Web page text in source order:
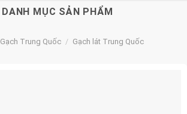
DANH MỤC SẢN PHẨM
Gạch Trung Quốc / Gạch lát Trung Quốc